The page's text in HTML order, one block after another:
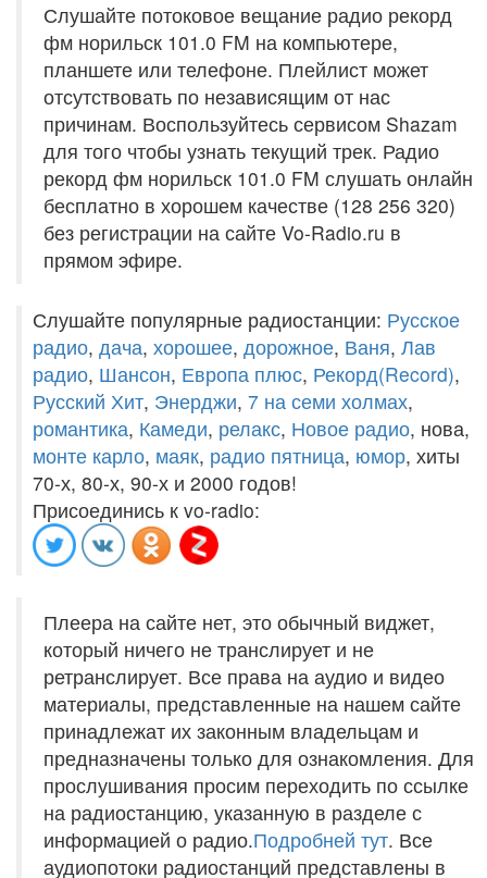
Слушайте потоковое вещание радио рекорд
фм норильск 101.0 FM на компьютере,
планшете или телефоне. Плейлист может
отсутствовать по независящим от нас
причинам. Воспользуйтесь сервисом Shazam
для того чтобы узнать текущий трек. Радио
рекорд фм норильск 101.0 FM слушать онлайн
бесплатно в хорошем качестве (128 256 320)
без регистрации на сайте Vo-Radio.ru в
прямом эфире.
Слушайте популярные радиостанции: Русское
радио, дача, хорошее, дорожное, Ваня, Лав
радио, Шансон, Европа плюс, Рекорд(Record),
Русский Хит, Энерджи, 7 на семи холмах,
романтика, Камеди, релакс, Новое радио, нова,
монте карло, маяк, радио пятница, юмор, хиты
70-х, 80-х, 90-х и 2000 годов!
Присоединись к vo-radio:
Плеера на сайте нет, это обычный виджет,
который ничего не транслирует и не
ретранслирует. Все права на аудио и видео
материалы, представленные на нашем сайте
принадлежат их законным владельцам и
предназначены только для ознакомления. Для
прослушивания просим переходить по ссылке
на радиостанцию, указанную в разделе с
информацией о радио.Подробней тут. Все
аудиопотоки радиостанций представлены в